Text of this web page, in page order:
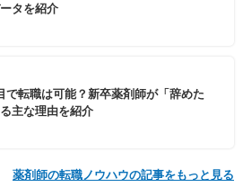
タを紹介
で転職は可能？新卒薬剤師が「辞めた
主な理由を紹介
薬剤師の転職ノウハウの記事をもっと見る